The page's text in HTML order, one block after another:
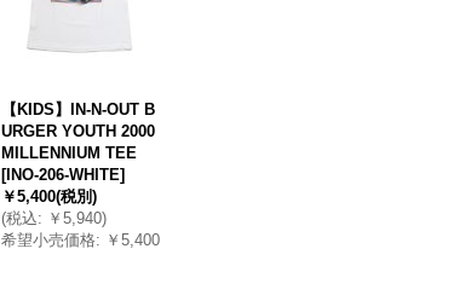
【KIDS】IN-N-OUT B
URGER YOUTH 2000
MILLENNIUM TEE
[INO-206-WHITE]
￥5,400(税別)
(税込: ￥5,940)
希望小売価格: ￥5,400